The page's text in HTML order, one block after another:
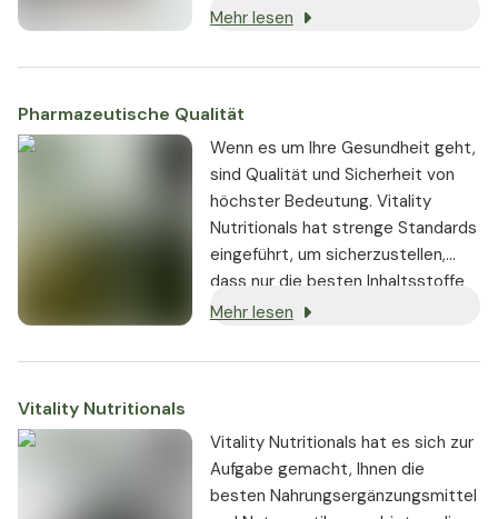
Körperfunktionen auch noch
erbringen kann.
Mehr lesen
Pharmazeutische Qualität
Wenn es um Ihre Gesundheit geht,
sind Qualität und Sicherheit von
höchster Bedeutung. Vitality
Nutritionals hat strenge Standards
eingeführt, um sicherzustellen,
dass nur die besten Inhaltsstoffe
von seriösen Lieferanten bezogen
werden:
Mehr lesen
Vitality Nutritionals
Vitality Nutritionals hat es sich zur
Aufgabe gemacht, Ihnen die
besten Nahrungsergänzungsmittel